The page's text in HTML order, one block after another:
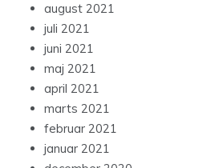
august 2021
juli 2021
juni 2021
maj 2021
april 2021
marts 2021
februar 2021
januar 2021